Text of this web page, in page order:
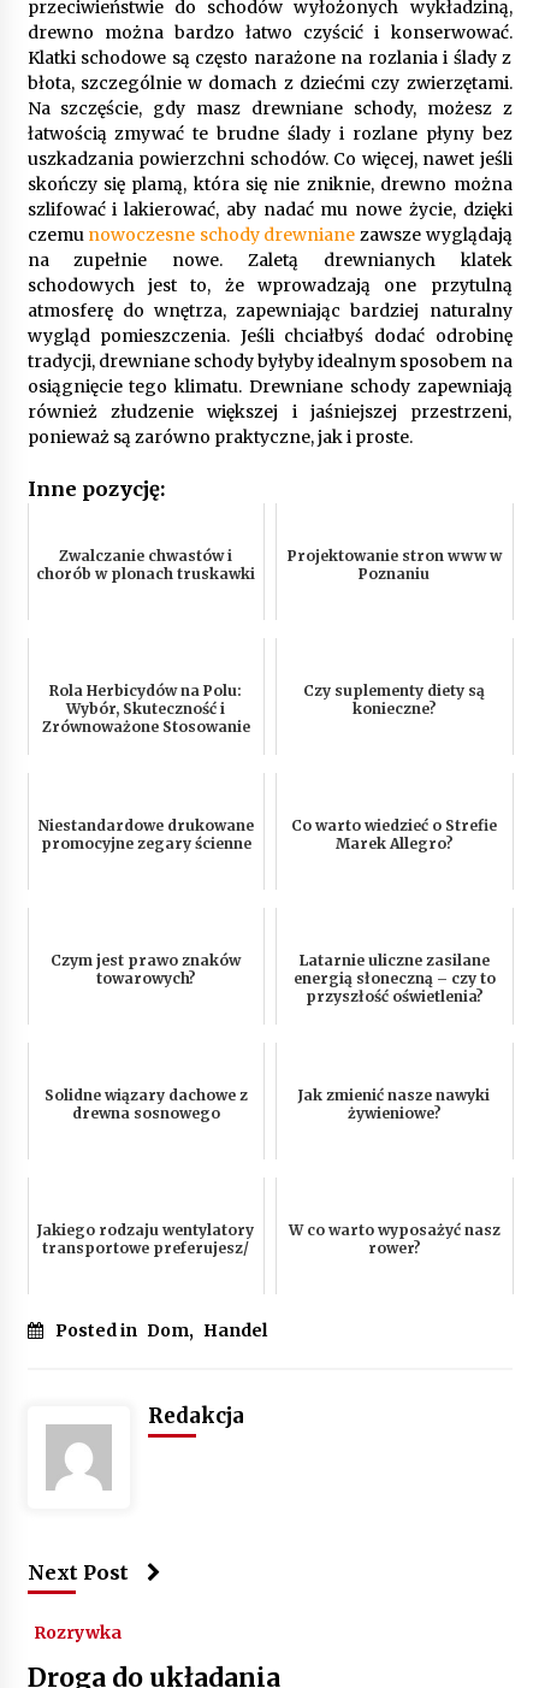
przeciwieństwie do schodów wyłożonych wykładziną,
drewno można bardzo łatwo czyścić i konserwować.
Klatki schodowe są często narażone na rozlania i ślady z
błota, szczególnie w domach z dziećmi czy zwierzętami.
Na szczęście, gdy masz drewniane schody, możesz z
łatwością zmywać te brudne ślady i rozlane płyny bez
uszkadzania powierzchni schodów. Co więcej, nawet jeśli
skończy się plamą, która się nie zniknie, drewno można
szlifować i lakierować, aby nadać mu nowe życie, dzięki
czemu nowoczesne schody drewniane zawsze wyglądają
na zupełnie nowe. Zaletą drewnianych klatek
schodowych jest to, że wprowadzają one przytulną
atmosferę do wnętrza, zapewniając bardziej naturalny
wygląd pomieszczenia. Jeśli chciałbyś dodać odrobinę
tradycji, drewniane schody byłyby idealnym sposobem na
osiągnięcie tego klimatu. Drewniane schody zapewniają
również złudzenie większej i jaśniejszej przestrzeni,
ponieważ są zarówno praktyczne, jak i proste.
Inne pozycję:
Zwalczanie chwastów i
chorób w plonach truskawki
Projektowanie stron www w
Poznaniu
Rola Herbicydów na Polu:
Wybór, Skuteczność i
Zrównoważone Stosowanie
Czy suplementy diety są
konieczne?
Niestandardowe drukowane
promocyjne zegary ścienne
Co warto wiedzieć o Strefie
Marek Allegro?
Czym jest prawo znaków
towarowych?
Latarnie uliczne zasilane
energią słoneczną – czy to
przyszłość oświetlenia?
Solidne wiązary dachowe z
drewna sosnowego
Jak zmienić nasze nawyki
żywieniowe?
Jakiego rodzaju wentylatory
transportowe preferujesz/
W co warto wyposażyć nasz
rower?
Posted in Dom, Handel
Redakcja
Next Post
Rozrywka
Droga do układania